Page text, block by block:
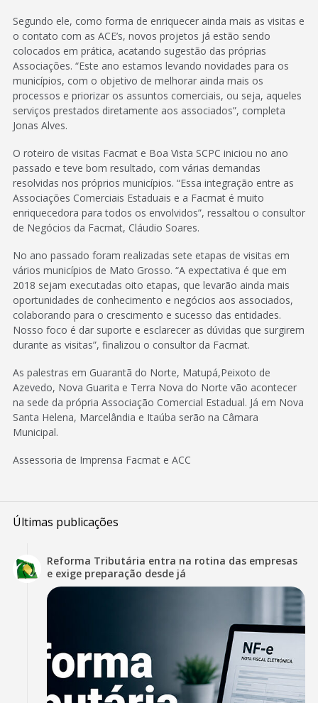
Segundo ele, como forma de enriquecer ainda mais as visitas e
o contato com as ACE’s, novos projetos já estão sendo
colocados em prática, acatando sugestão das próprias
Associações. “Este ano estamos levando novidades para os
municípios, com o objetivo de melhorar ainda mais os
processos e priorizar os assuntos comerciais, ou seja, aqueles
serviços prestados diretamente aos associados”, completa
Jonas Alves.
O roteiro de visitas Facmat e Boa Vista SCPC iniciou no ano
passado e teve bom resultado, com várias demandas
resolvidas nos próprios municípios. “Essa integração entre as
Associações Comerciais Estaduais e a Facmat é muito
enriquecedora para todos os envolvidos”, ressaltou o consultor
de Negócios da Facmat, Cláudio Soares.
No ano passado foram realizadas sete etapas de visitas em
vários municípios de Mato Grosso. “A expectativa é que em
2018 sejam executadas oito etapas, que levarão ainda mais
oportunidades de conhecimento e negócios aos associados,
colaborando para o crescimento e sucesso das entidades.
Nosso foco é dar suporte e esclarecer as dúvidas que surgirem
durante as visitas”, finalizou o consultor da Facmat.
As palestras em Guarantã do Norte, Matupá,Peixoto de
Azevedo, Nova Guarita e Terra Nova do Norte vão acontecer
na sede da própria Associação Comercial Estadual. Já em Nova
Santa Helena, Marcelândia e Itaúba serão na Câmara
Municipal.
Assessoria de Imprensa Facmat e ACC
Últimas publicações
Reforma Tributária entra na rotina das empresas
e exige preparação desde já